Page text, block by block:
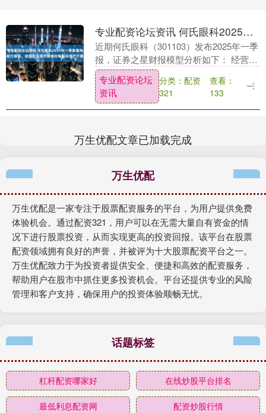
专业配资论坛资讯 何氏眼科2025年一季度盈利能力增强，但需关注货币资金和每股净资产下降
近期何氏眼科（301103）发布2025年一季
报，证券之星财报模型分析如下： 经营概
况 近期何氏眼科发布了2025年一季报。报
告显示，截至本季度末，公司营业总收....
专业配资论坛
资讯
分类：配资
321
查看：
133
万生优配文章已加载完成
万生优配
万生优配是一家专注于股票配资服务的平台，为用户提供免费
体验机会。通过配资321，用户可以在无需大量自有资金的情
况下进行股票投资，从而实现更高的投资回报。该平台在股票
配资领域拥有良好的声誉，并被评为十大股票配资平台之一。
万生优配致力于为投资者提供安全、便捷和高效的配资服务，
帮助用户在股市中抓住更多投资机会。平台还提供专业的风险
管理和客户支持，确保用户的投资体验顺畅无忧。
话题标签
杠杆配资哪家好 在线炒股平台排名
最低利息配资网 配资炒股行情